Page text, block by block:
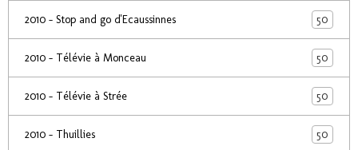
2010 - Stop and go d'Ecaussinnes 50
2010 - Télévie à Monceau 50
2010 - Télévie à Strée 50
2010 - Thuillies 50